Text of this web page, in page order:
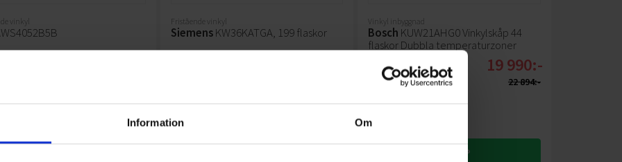
Information Om
vinkyl Fristående vinkyl
SiemensKW36KATGA, 199 flaskor
UV-skydd dörr (Ja/Nej): Nej
Vinkyl inbyggnad
Bosch KUW21AHG0 Vinkylskåp 44
flaskor Dubbla temperaturzoner
G
PRODUKTBLAD
Bredd (cm): 59.8
19 990:-
22 894:-
KÖP